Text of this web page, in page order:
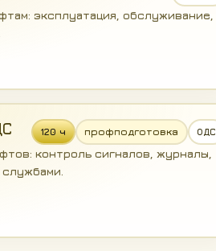
эксплуатация, обслуживание,
120 ч профподготовка ОДС
контроль сигналов, журналы,